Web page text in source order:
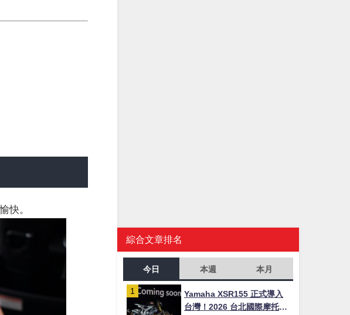
快。
綜合文章排名
今日 本週 本月
Yamaha XSR155 正式導入
台灣！2026 台北國際摩托車